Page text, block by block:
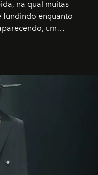
na qual muitas
fundindo enquanto
um
para muitos
de missão na vida e